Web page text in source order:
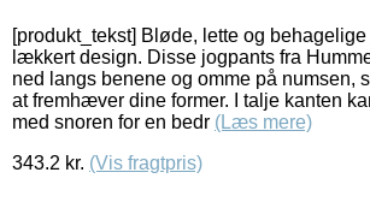
[produkt_tekst] Bløde, lette og
lækkert design. Disse jogpants fra
ned langs benene og omme på numsen,
at fremhæver dine former. I talje kanten
med snoren for en bedr (Læs mere)
343.2 kr. (Vis fragtpris)